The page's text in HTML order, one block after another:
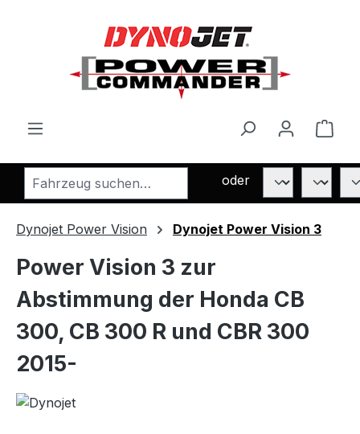
oder
Dynojet Power Vision Dynojet Power Vision 3
Power Vision 3 zur
Abstimmung der Honda CB
300, CB 300 R und CBR 300
2015-